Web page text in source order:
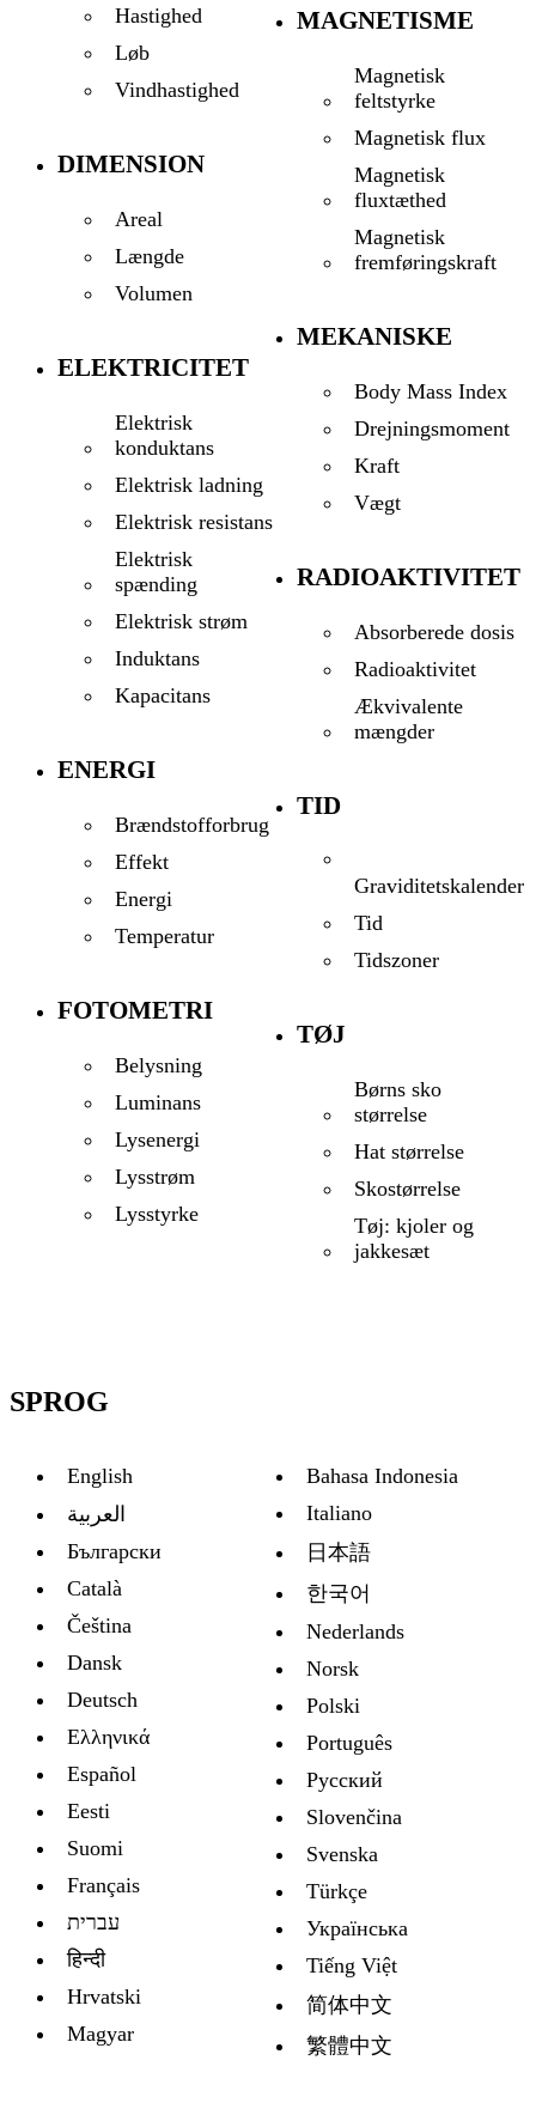
Hastighed
Løb
Vindhastighed
DIMENSION
Areal
Længde
Volumen
ELEKTRICITET
Elektrisk
konduktans
Elektrisk ladning
Elektrisk resistans
Elektrisk
spænding
Elektrisk strøm
Induktans
Kapacitans
ENERGI
Brændstofforbrug
Effekt
Energi
Temperatur
FOTOMETRI
Belysning
Luminans
Lysenergi
Lysstrøm
Lysstyrke
MAGNETISME
Magnetisk
feltstyrke
Magnetisk flux
Magnetisk
fluxtæthed
Magnetisk
fremføringskraft
MEKANISKE
Body Mass Index
Drejningsmoment
Kraft
Vægt
RADIOAKTIVITET
Absorberede dosis
Radioaktivitet
Ækvivalente
mængder
TID
Graviditetskalender
Tid
Tidszoner
TØJ
Børns sko
størrelse
Hat størrelse
Skostørrelse
Tøj: kjoler og
jakkesæt
SPROG
English
العربية
Български
Català
Čeština
Dansk
Deutsch
Ελληνικά
Español
Eesti
Suomi
Français
עברית
हिन्दी
Hrvatski
Magyar
Bahasa Indonesia
Italiano
日本語
한국어
Nederlands
Norsk
Polski
Português
Русский
Slovenčina
Svenska
Türkçe
Украïнська
Tiếng Việt
简体中文
繁體中文